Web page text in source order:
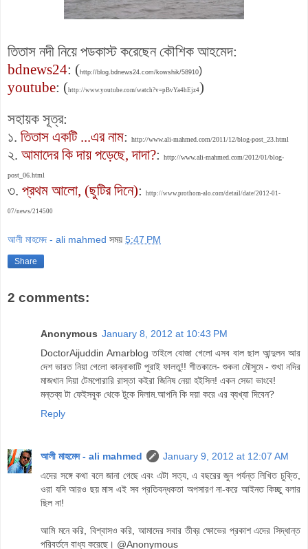
তিতাস নদী নিয়ে পডকাস্ট করেছেন কৌশিক আহমেদ:
bdnews24: (http://blog.bdnews24.com/kowshik/58910)
youtube: (http://www.youtube.com/watch?v=pBvYa4hEjz4)
সহায়ক সূত্র:
১. তিতাস একটি ...এর নাম: http://www.ali-mahmed.com/2011/12/blog-post_23.html
২. আমাদের কি দায় পড়েছে, দাদা?: http://www.ali-mahmed.com/2012/01/blog-
post_06.html
৩. প্রথম আলো, (ছুটির দিনে): http://www.prothom-alo.com/detail/date/2012-01-
07/news/214500
আলী মাহমেদ - ali mahmed সময় 5:47 PM
Share
2 comments:
Anonymous January 8, 2012 at 10:43 PM
DoctorAijuddin Amarblog তাইলে বোজা গেলো এসব বাল ছাল আন্দুলন আর
দেশ ভারত নিয়া গেলো কান্নাকাটি পুরাই ফালতু!! শীতকালে- শুকনা মৌসুমে - শুখা নদির
মাজখান দিয়া টেমপোরারি রাস্তা কইরা জিনিষ নেয়া হইসিল! একন সেডা ভাংবে!
মন্তব্য টা ফেইসবুক থেকে টুকে দিলাম.আপনি কি দয়া করে এর ব্যখ্যা দিবেন?
Reply
আলী মাহমেদ - ali mahmed
January 9, 2012 at 12:07 AM
এদের সঙ্গে কথা বলে জানা গেছে এবং এটা সত্য, এ বছরের জুন পর্যন্ত লিখিত চুক্তি,
ওরা যদি আরও ছয় মাস এই সব প্রতিবন্ধকতা অপসারণ না-করে আইনত কিচ্ছু বলার
ছিল না!
আমি মনে করি, বিশ্বাসও করি, আমাদের সবার তীব্র ক্ষোভের প্রকাশ এদের সিদ্ধান্ত
পরিবর্তনে বাধ্য করেছে। @Anonymous